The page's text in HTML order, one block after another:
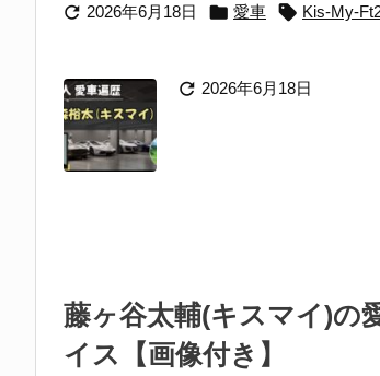
 2026年6月18日  愛車  Kis-My-
 2026年6月18日
藤ヶ谷太輔(キスマイ)の
イス【画像付き】